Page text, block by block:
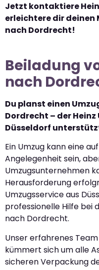
Jetzt kontaktiere
erleichtere dir deinen
nach Dordrecht!
Beiladung
nach
Du planst einen
Dordrecht – der
Düsseldorf
Ein Umzug kann eine
Angelegenheit sein,
Umzugsunternehmen
Herausforderung
Umzugsservice aus
professionelle Hilfe bei
nach Dordrecht.
Unser erfahrenes
kümmert sich um alle
sicheren Verpackung